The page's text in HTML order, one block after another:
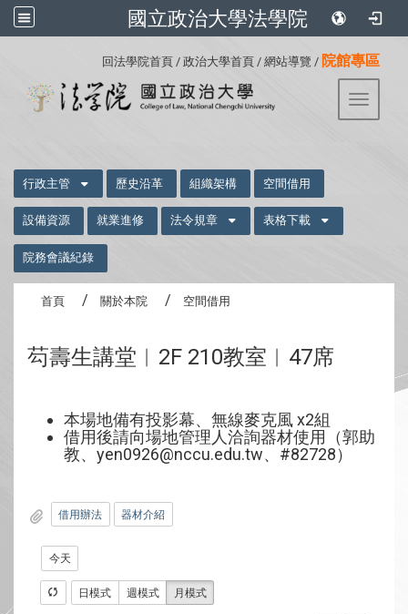
國立政治大學法學院
回法學院首頁 / 政治大學首頁 / 網站導覽 / 院館專區
Toggle
行政主管 歷史沿革 組織架構 空間借用
設備資源 就業進修 法令規章 表格下載
院務會議紀錄
首頁 關於本院 空間借用
芶壽生講堂︱2F 210教室︱47席
本場地備有投影幕、無線麥克風 x2組
借用後請向場地管理人洽詢器材使用（郭助
教、yen0926@nccu.edu.tw、#82728）
借用辦法 器材介紹
今天
日模式 週模式 月模式